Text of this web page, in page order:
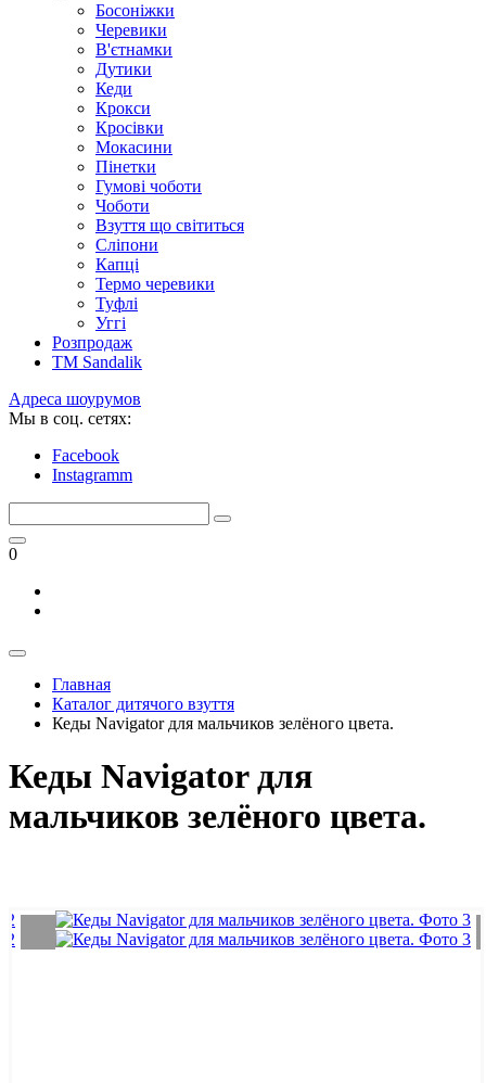
Босоніжки
Черевики
В'єтнамки
Дутики
Кеди
Крокси
Кросівки
Мокасини
Пінетки
Гумові чоботи
Чоботи
Взуття що світиться
Сліпони
Капці
Термо черевики
Туфлі
Уггі
Розпродаж
TM Sandalik
Адреса шоурумов
Мы в соц. сетях:
Facebook
Instagramm
0
Главная
Каталог дитячого взуття
Кеды Navigator для мальчиков зелёного цвета.
Кеды Navigator для
мальчиков зелёного цвета.